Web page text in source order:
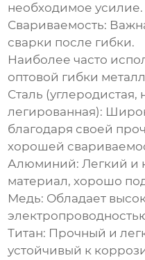
необходимое усилие.
Свариваемость:
сварки после гибки.
Наиболее часто
оптовой гибки
Сталь
легированная):
благодаря своей
хорошей
Алюминий: Легкий и
материал, хорошо
Медь: Обладает
Титан: Прочный и
устойчивый к